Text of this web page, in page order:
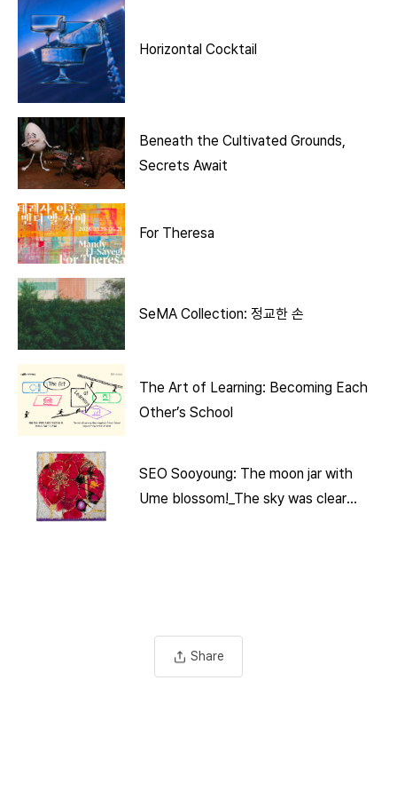
Horizontal Cocktail
Beneath the Cultivated Grounds,
Secrets Await
For Theresa
SeMA Collection: 정교한 손
The Art of Learning: Becoming Each
Other’s School
SEO Sooyoung: The moon jar with
Ume blossom!_The sky was clear
Share